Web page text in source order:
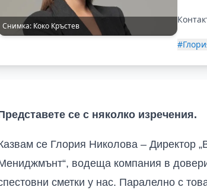
Снимка: Коко Кръстев
се с няколко изречения.
се Глория Николова – Директор
водеща компания в
сметки у нас. Паралелно с